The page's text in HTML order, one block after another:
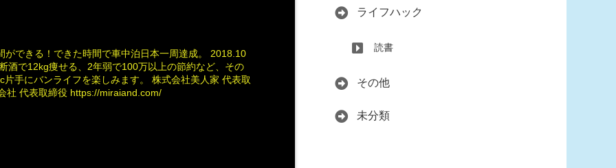
ができる！できた時間で車中泊日本一周達成。 2018.10
酒で12kg痩せる、2年弱で100万以上の節約など、その
片手にバンライフを楽しみます。 株式会社美人家 代表取
社 代表取締役 https://miraiand.com/
ライフハック
読書
その他
未分類